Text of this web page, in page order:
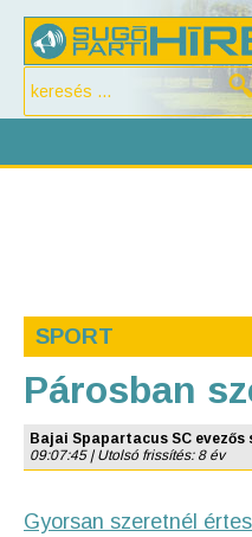
SPORT
Párosban
Bajai Spapartacus SC
09:07:45 | Utolsó frissítés: 8 év
Gyorsan szeretnél